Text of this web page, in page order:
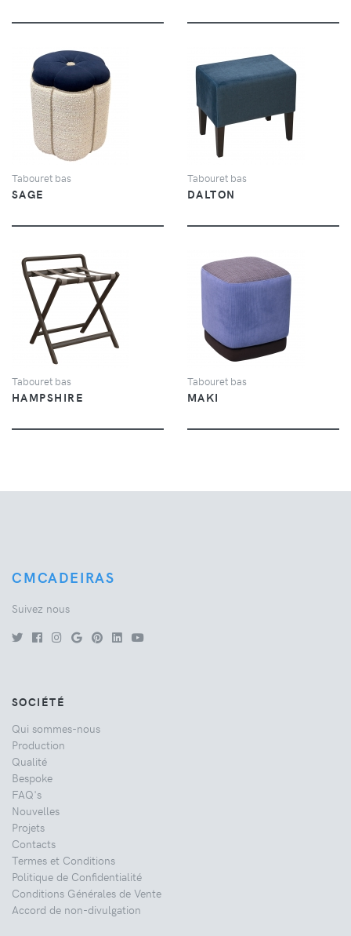
VUE
Tabouret bas
SAGE
Tabouret bas
DALTON
VUE
Tabouret bas
HAMPSHIRE
Tabouret bas
MAKI
CMCADEIRAS
Suivez nous
SOCIÉTÉ
Qui sommes-nous
Production
Qualité
Bespoke
FAQ's
Nouvelles
Projets
Contacts
Termes et Conditions
Politique de Confidentialité
Conditions Générales de Vente
Accord de non-divulgation